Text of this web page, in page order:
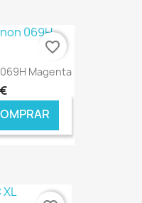
€ ONLINE
Magenta
favorite_border